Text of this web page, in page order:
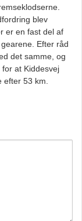
blev
er en fast del af
Efter råd
det samme, og
at Kiddesvej
53 km.